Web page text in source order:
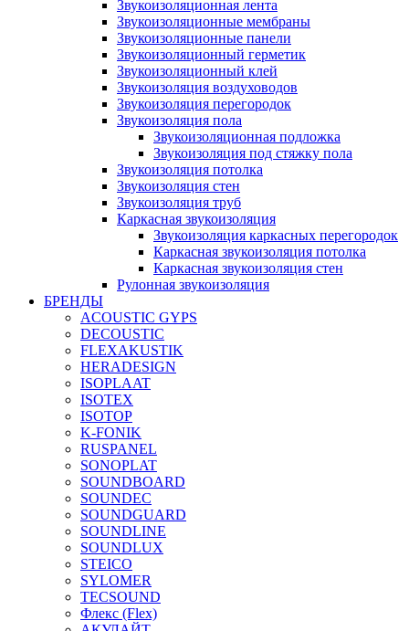
Звукоизоляционная лента
Звукоизоляционные мембраны
Звукоизоляционные панели
Звукоизоляционный герметик
Звукоизоляционный клей
Звукоизоляция воздуховодов
Звукоизоляция перегородок
Звукоизоляция пола
Звукоизоляционная подложка
Звукоизоляция под стяжку пола
Звукоизоляция потолка
Звукоизоляция стен
Звукоизоляция труб
Каркасная звукоизоляция
Звукоизоляция каркасных перегородок
Каркасная звукоизоляция потолка
Каркасная звукоизоляция стен
Рулонная звукоизоляция
БРЕНДЫ
ACOUSTIC GYPS
DECOUSTIC
FLEXAKUSTIK
HERADESIGN
ISOPLAAT
ISOTEX
ISOTOP
K-FONIK
RUSPANEL
SONOPLAT
SOUNDBOARD
SOUNDEC
SOUNDGUARD
SOUNDLINE
SOUNDLUX
STEICO
SYLOMER
TECSOUND
Флекс (Flex)